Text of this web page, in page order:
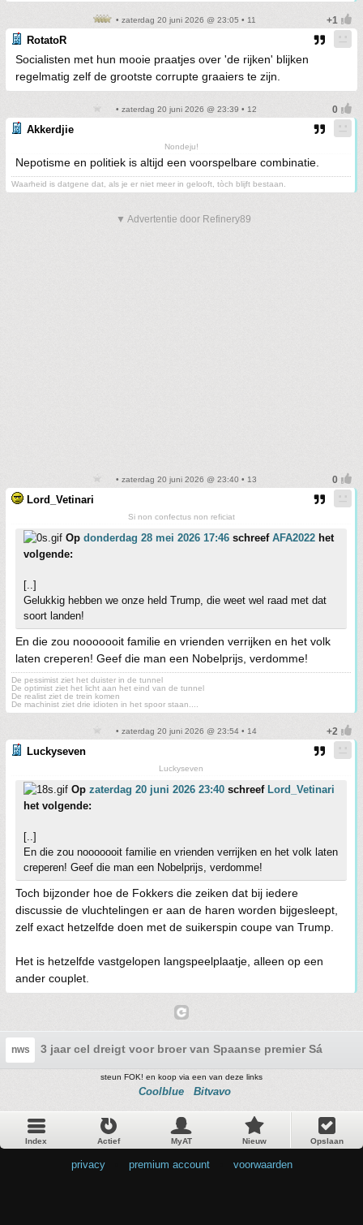
• zaterdag 20 juni 2026 @ 23:05 • 11
RotatoR
Socialisten met hun mooie praatjes over 'de rijken' blijken
regelmatig zelf de grootste corrupte graaiers te zijn.
• zaterdag 20 juni 2026 @ 23:39 • 12
Akkerdjie
Nondeju!
Nepotisme en politiek is altijd een voorspelbare combinatie.
Waarheid is datgene dat, als je er niet meer in gelooft, tòch blijft bestaan.
▼ Advertentie door Refinery89
• zaterdag 20 juni 2026 @ 23:40 • 13
Lord_Vetinari
Si non confectus non reficiat
Op donderdag 28 mei 2026 17:46 schreef AFA2022 het
volgende:
[..]
Gelukkig hebben we onze held Trump, die weet wel raad met dat
soort landen!
En die zou nooooooit familie en vrienden verrijken en het volk
laten creperen! Geef die man een Nobelprijs, verdomme!
De pessimist ziet het duister in de tunnel
De optimist ziet het licht aan het eind van de tunnel
De realist ziet de trein komen
De machinist ziet drie idioten in het spoor staan....
• zaterdag 20 juni 2026 @ 23:54 • 14
Luckyseven
Luckyseven
Op zaterdag 20 juni 2026 23:40 schreef Lord_Vetinari
het volgende:
[..]
En die zou nooooooit familie en vrienden verrijken en het volk laten
creperen! Geef die man een Nobelprijs, verdomme!
Toch bijzonder hoe de Fokkers die zeiken dat bij iedere
discussie de vluchtelingen er aan de haren worden bijgesleept,
zelf exact hetzelfde doen met de suikerspin coupe van Trump.
Het is hetzelfde vastgelopen langspeelplaatje, alleen op een
ander couplet.
nws 3 jaar cel dreigt voor broer van Spaanse premier
steun FOK! en koop via een van deze links
Coolblue Bitvavo
Index Actief MyAT Nieuw Opslaan
privacy premium account voorwaarden